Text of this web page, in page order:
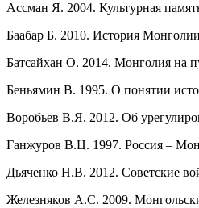
Ассман Я. 2004. Культурная
Баабар Б. 2010. История
Батсайхан О. 2014. Монголия на
Беньямин В. 1995. О понятии
Воробьев В.Я. 2012. Об
Ганжуров В.Ц. 1997. Россия –
Дьяченко Н.В. 2012. Советские
Железняков А.С. 2009.